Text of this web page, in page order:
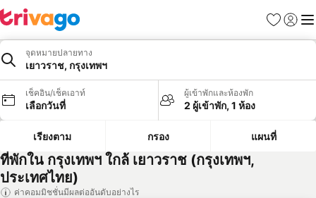
รายการโป
เข้าสู่ร
เมนู
จุดหมายปลายทาง
เยาวราช, กรุงเทพฯ
เช็คอิน/เช็คเอาท์
เลือกวันที่
ผู้เข้าพักและห้องพัก
2 ผู้เข้าพัก, 1 ห้อง
เรียงตาม กรอง แผนที่
ที่พักใน กรุงเทพฯ ใกล้ เยาวราช (กรุงเทพฯ,
ประเทศไทย)
ค่าคอมมิชชั่นมีผลต่ออันดับอย่างไร